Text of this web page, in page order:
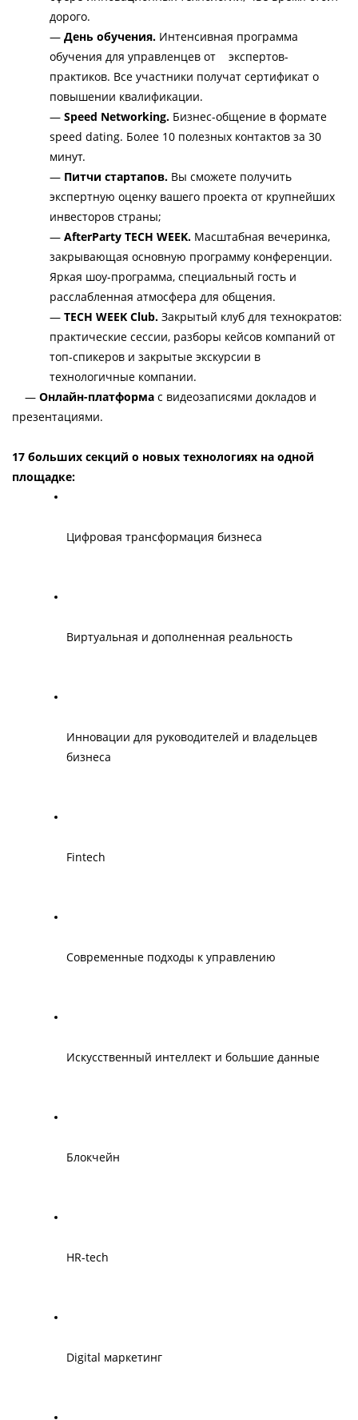
дорого.
— День обучения. Интенсивная программа
обучения для управленцев от    экспертов-
практиков. Все участники получат сертификат о
повышении квалификации.
— Speed Networking. Бизнес-общение в формате
speed dating. Более 10 полезных контактов за 30
минут.
— Питчи стартапов. Вы сможете получить
экспертную оценку вашего проекта от крупнейших
инвесторов страны;
— AfterParty TECH WEEK. Масштабная вечеринка,
закрывающая основную программу конференции.
Яркая шоу-программа, специальный гость и
расслабленная атмосфера для общения.
— TECH WEEK Club. Закрытый клуб для технократов:
практические сессии, разборы кейсов компаний от
топ-спикеров и закрытые экскурсии в
технологичные компании.
— Онлайн-платформа с видеозаписями докладов и
презентациями.
17 больших секций о новых технологиях на одной
площадке:
Цифровая трансформация бизнеса
Виртуальная и дополненная реальность
Инновации для руководителей и владельцев
бизнеса
Fintech
Современные подходы к управлению
Искусственный интеллект и большие данные
Блокчейн
HR-tech
Digital маркетинг